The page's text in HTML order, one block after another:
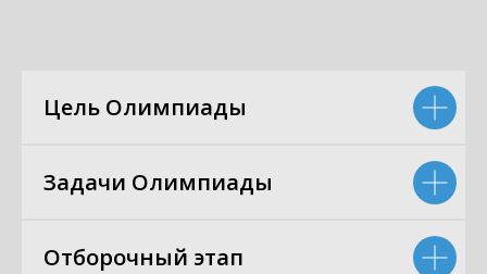
Цель Олимпиады
Задачи Олимпиады
Отборочный этап